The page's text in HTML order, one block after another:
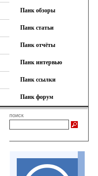
Панк обзоры
Панк статьи
Панк отчёты
Панк интервью
Панк ссылки
Панк форум
поиск